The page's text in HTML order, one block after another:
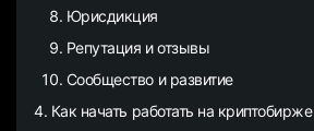
Юрисдикция
Репутация и отзывы
Сообщество и развитие
Как начать работать на криптобирже